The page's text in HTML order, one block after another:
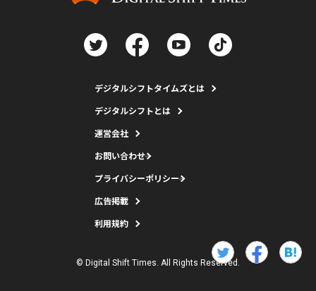
デジタルシフトタイムズとは
デジタルシフトとは
運営会社
お問い合わせ
プライバシーポリシー
広告掲載
利用規約
© Digital Shift Times. All Rights Reserved.